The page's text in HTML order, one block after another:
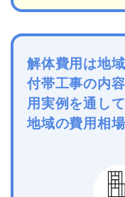
解体費用は地
付帯工事の内
用実例を通し
地域の費用相